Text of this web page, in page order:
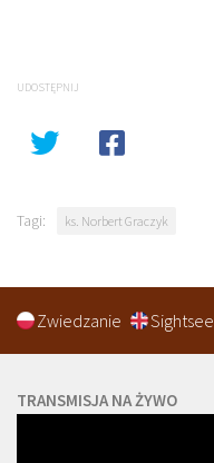
UDOSTĘPNIJ
Tagi: ks. Norbert Graczyk
Zwiedzanie
TRANSMISJA NA ŻYWO